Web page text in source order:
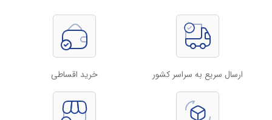
ارسال سریع به سراسر کشور خرید اقساطی